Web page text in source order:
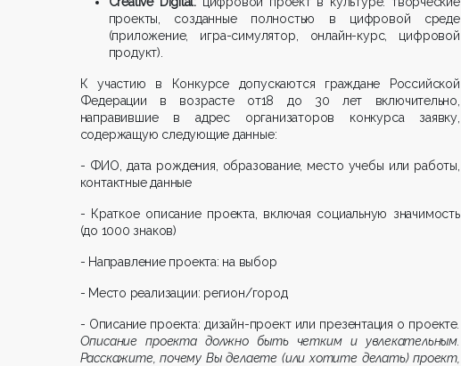
проекты, созданные полностью в цифровой среде
(приложение, игра-симулятор, онлайн-курс, цифровой
продукт).
К участию в Конкурсе допускаются граждане Российской
Федерации в возрасте от18 до 30 лет включительно,
направившие в адрес организаторов конкурса заявку,
содержащую следующие данные:
- ФИО, дата рождения, образование, место учебы или работы,
контактные данные
- Краткое описание проекта, включая социальную значимость
(до 1000 знаков)
- Направление проекта: на выбор
- Место реализации: регион/город
- Описание проекта: дизайн-проект или презентация о проекте
Описание проекта должно быть четким и увлекательным.
Расскажите, почему Вы делаете (или хотите делать) проект,